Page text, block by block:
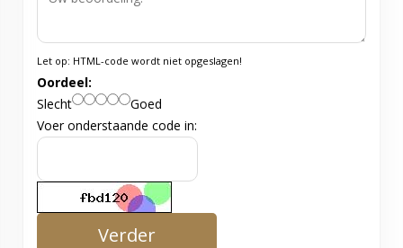
Let op: HTML-code wordt niet opgeslagen!
Oordeel:
Slecht
Goed
Voer onderstaande code in:
Verder